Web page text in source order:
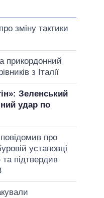
зміну тактики
прикордонний
з Італії
Зеленський
удар по
про
установці
підтвердив